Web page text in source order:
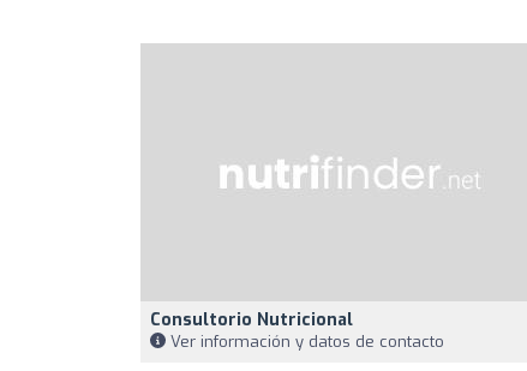
Consultorio Nutricional
Ver información y datos de contacto